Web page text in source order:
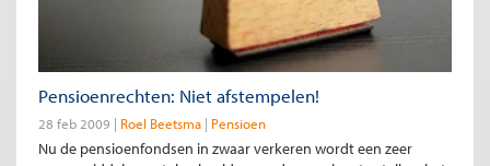
Pensioenrechten: Niet afstempelen!
28 feb 2009 Roel Beetsma Pensioen
Nu de pensioenfondsen in zwaar verkeren wordt een zeer